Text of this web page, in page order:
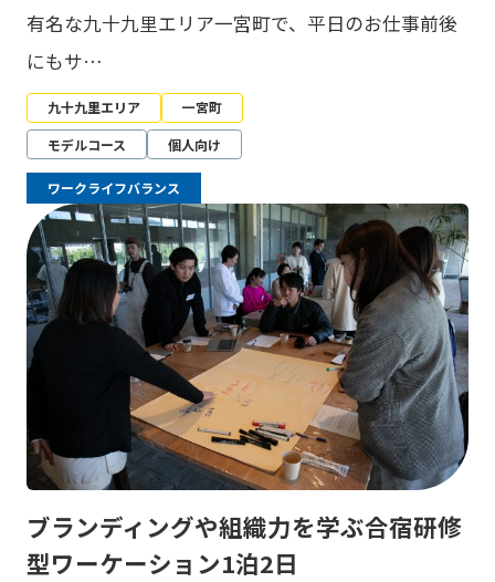
有名な九十九里エリア一宮町で、平日のお仕事前後
にもサ…
九十九里エリア
一宮町
モデルコース
個人向け
ワークライフバランス
ブランディングや組織力を学ぶ合宿研修
型ワーケーション1泊2日